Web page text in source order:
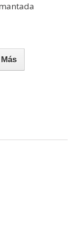
Más